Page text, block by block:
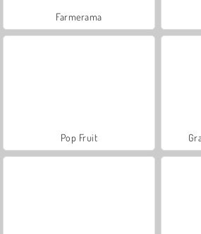
Farmerama
Pop Fruit